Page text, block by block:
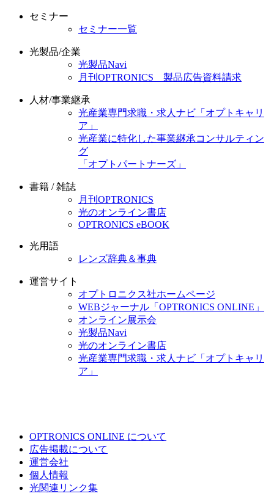
セミナー
セミナー一覧
光製品/企業
光製品Navi
月刊OPTRONICS 製品広告資料請求
人材/事業継承
光産業専門求職・求人ナビ「オプトキャリ
ア」
光産業に特化した事業継承コンサルティン
グ
「オプトパートナーズ」
書籍 / 雑誌
月刊OPTRONICS
光のオンライン書店
OPTRONICS eBOOK
光用語
レンズ辞典＆事典
運営サイト
オプトロニクス社ホームページ
WEBジャーナル「OPTRONICS ONLINE」
オンライン展示会
光製品Navi
光のオンライン書店
光産業専門求職・求人ナビ「オプトキャリ
ア」
OPTRONICS ONLINE について
広告掲載について
運営会社
個人情報
光関連リンク集